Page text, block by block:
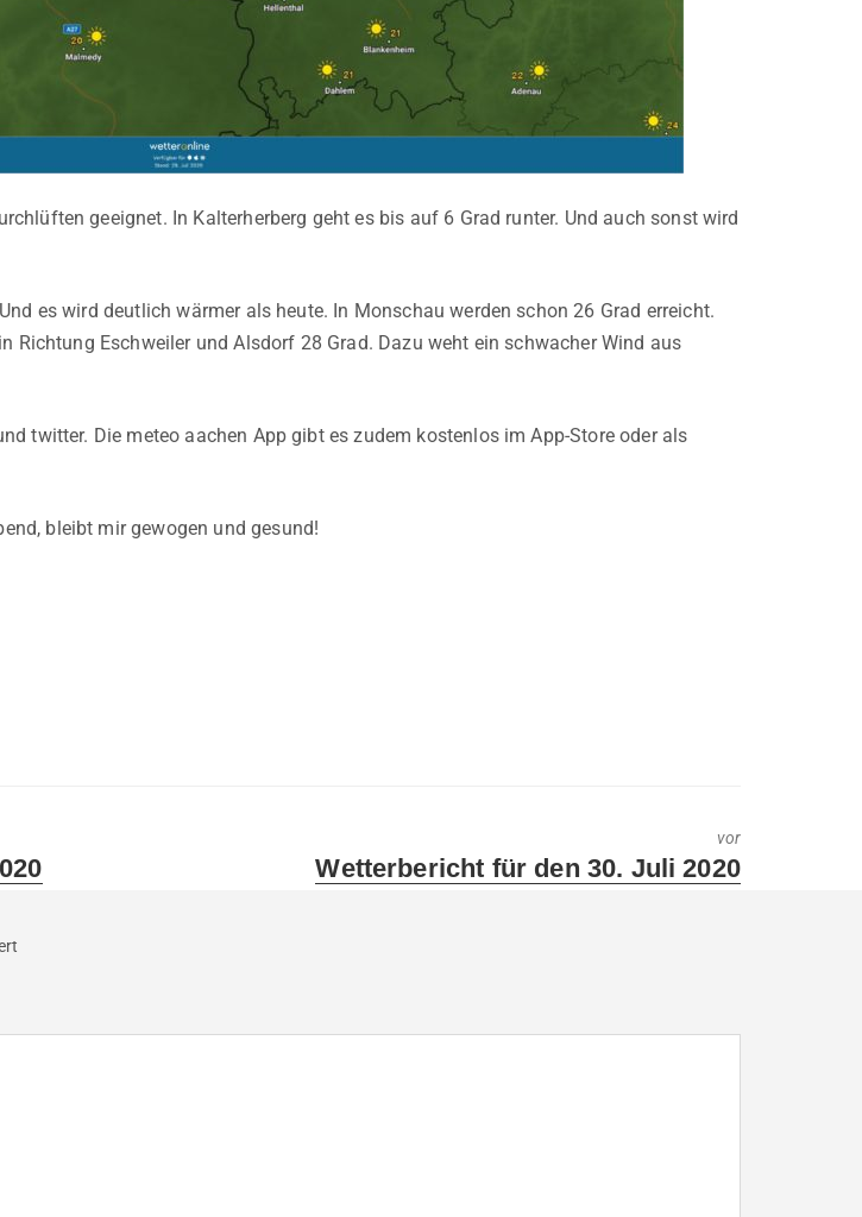
geeignet. In Kalterherberg geht es bis auf 6 Grad runter. Und auch sonst wird
es wird deutlich wärmer als heute. In Monschau werden schon 26 Grad erreicht.
Richtung Eschweiler und Alsdorf 28 Grad. Dazu weht ein schwacher Wind aus
twitter. Die meteo aachen App gibt es zudem kostenlos im App-Store oder als
bleibt mir gewogen und gesund!
vor
Next
Wetterbericht für den 30. Juli 2020